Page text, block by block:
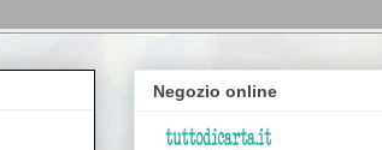
Negozio online